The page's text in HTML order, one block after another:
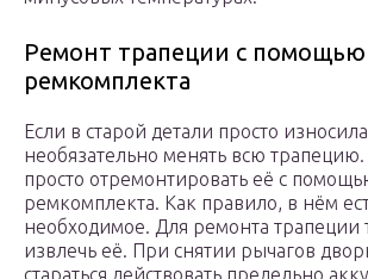
Ремонт трапеции с помощью
ремкомплекта
Если в старой детали просто
необязательно менять всю трапецию.
просто отремонтировать её с
ремкомплекта. Как правило, в нём
необходимое. Для ремонта трапеции
извлечь её. При снятии рычагов
стараться действовать предельно